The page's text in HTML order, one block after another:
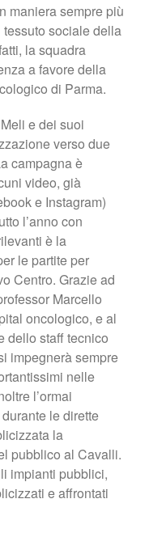
maniera sempre più
sociale della
la squadra
a favore della
di Parma.
e dei suoi
verso due
campagna è
video, già
e Instagram)
l’anno con
è la
le partite per
Centro. Grazie ad
Marcello
oncologico, e al
dello staff tecnico
impegnerà sempre
nelle
l’ormai
le dirette
la
pubblico al Cavalli.
impianti pubblici,
e affrontati